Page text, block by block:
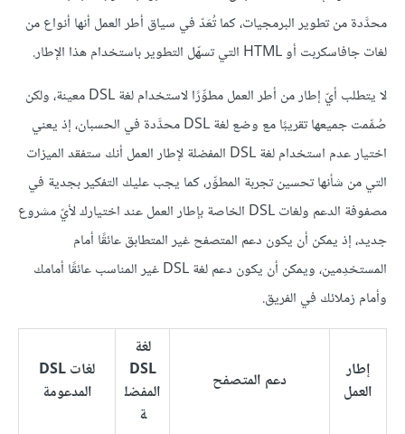
محدَّدة من تطوير البرمجيات، كما تُعَدّ في سياق أطر العمل أنها أنواع من
لغات جافاسكربت أو HTML التي تسهّل التطوير باستخدام هذا الإطار.
لا يتطلب أيّ إطار من أطر العمل مطوِّرًا لاستخدام لغة DSL معينة، ولكن
صُمِّمت جميعها تقريبًا مع وضع لغة DSL محدَّدة في الحسبان، إذ يعني
اختيار عدم استخدام لغة DSL المفضلة لإطار العمل أنك ستفقد الميزات
التي من شأنها تحسين تجربة المطوِّر، كما يجب عليك التفكير بجدية في
مصفوفة الدعم ولغات DSL الخاصة بإطار العمل عند اختيارك لأيّ مشروع
جديد، إذ يمكن أن يكون دعم المتصفح غير المتطابق عائقًا أمام
المستخدِمين، ويمكن أن يكون دعم لغة DSL غير المناسب عائقًا أمامك
وأمام زملائك في الفريق.
إطار
العمل
دعم المتصفح
لغة
DSL
المفضل
ة
لغات DSL
المدعومة